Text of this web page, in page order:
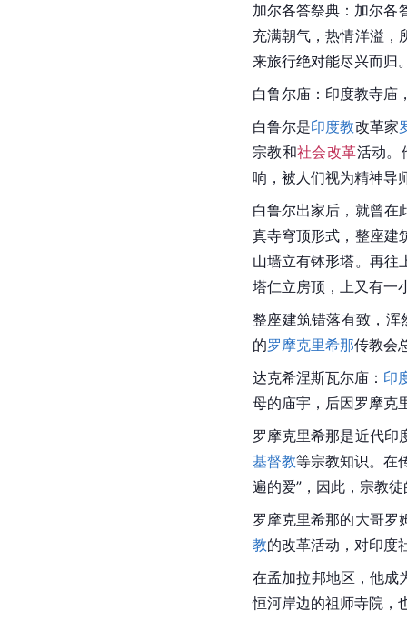
加尔各答祭典：加尔各
充满朝气，热情洋溢，
来旅行绝对能尽兴而归
白鲁尔庙： 印度教寺庙
白鲁尔是印度教改革家
宗教和社会改革活动。
响，被人们视为精神导
白鲁尔出家后，就曾在
真寺穹顶形式，整座建
山墙立有钵形塔。再往
塔仁立房顶，上又有一
整座建筑错落有致，
的罗摩克里希那传教会
达克希涅斯瓦尔庙： 印
母的庙宇 ，后因罗摩克
罗摩克里希那是近代印
基督教等宗教知识。在
遍的爱”，因此，宗教
罗摩克里希那的大哥罗
教的改革活动，对印度
在孟加拉邦地区，他成
恒河岸边的祖师寺院 ，